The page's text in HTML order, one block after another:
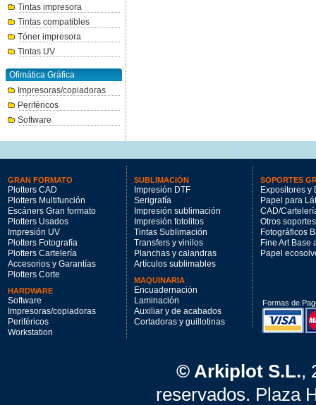
Tintas impresora
Tintas compatibles
Tóner impresora
Tintas UV
Ofimática Gráfica
Impresoras/copiadoras
Periféricos
Software
GRAN FORMATO
Plotters CAD
Plotters Multifunción
Escáners Gran formato
Plotters Usados
Impresión UV
Plotters Fotografía
Plotters Cartelería
Accesorios y Garantías
Plotters Corte
HARDWARE
Software
Impresoras/copiadoras
Periféricos
Workstation
SUBLIMACIÓN
Impresión DTF
Serigrafía
Impresión sublimación
Impresión fotolitos
Tintas Sublimación
Transfers y vinilos
Planchas y calandras
Artículos sublimables
MAQUINARIA
Encuadernación
Laminación
Auxiliar y de acabados
Cortadoras y guillotinas
SOPORTES
Expositores y
Papel para
CAD/
Otros soportes
Fotográficos
Fine Art Base
Papel
Formas de
© Arkiplot S.L.,
reservados. Plaza